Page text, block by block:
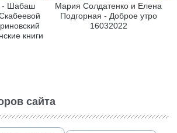
- Шабаш
книги
Мария Солдатенко и Елена
Подгорная - Доброе утро
16032022
сайта